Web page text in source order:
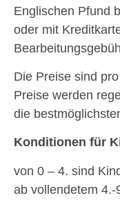
Englischen Pfund
oder mit
Die Preise sind
Preise werden
die
Konditionen für
von 0 – 4. sind
ab vollendetem